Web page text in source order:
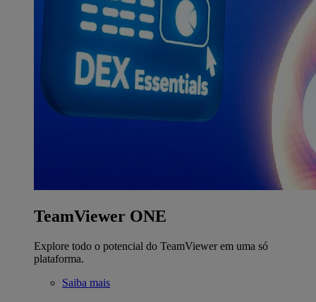
TeamViewer ONE
Explore todo o potencial do TeamViewer em uma só
plataforma.
Saiba mais